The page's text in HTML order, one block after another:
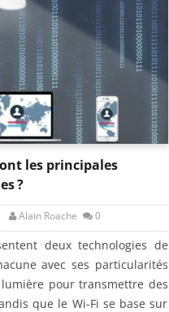
les principales
?
Alain Roache 0
deux technologies de
avec ses particularités
pour transmettre des
que le Wi-Fi se base sur